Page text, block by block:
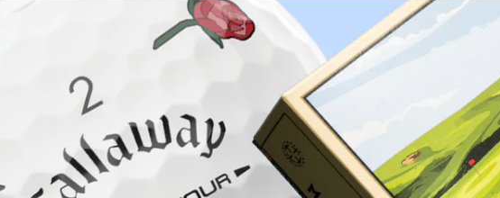
Warum bei Golfbrothers.de kaufen?